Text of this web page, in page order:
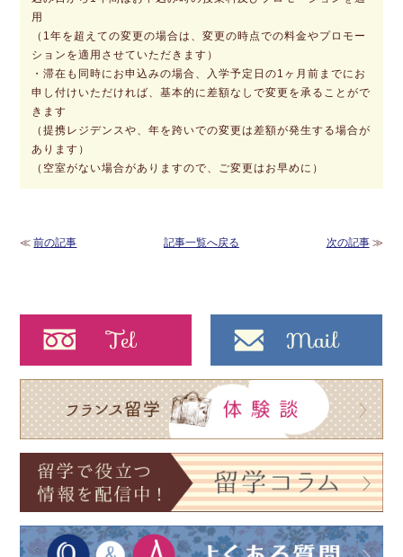
用
（1年を超えての変更の場合は、変更の時点での料金やプロモー
ションを適用させていただきます）
・滞在も同時にお申込みの場合、入学予定日の1ヶ月前までにお
申し付けいただければ、基本的に差額なしで変更を承ることがで
きます
（提携レジデンスや、年を跨いでの変更は差額が発生する場合が
あります）
（空室がない場合がありますので、ご変更はお早めに）
≪前の記事 記事一覧へ戻る 次の記事≫